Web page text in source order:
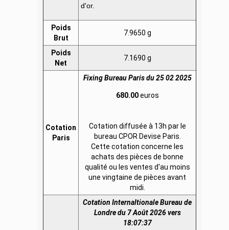
d'or.
Poids
Brut
7.9650 g
Poids
Net
7.1690 g
Cotation
Paris
Fixing Bureau Paris du 25 02 2025
680.00euros
Cotation diffusée à 13h par le
bureau CPOR Devise Paris.
Cette cotation concerne les
achats des pièces de bonne
qualité ou les ventes d'au moins
une vingtaine de pièces avant
midi.
Cotation Internaltionale Bureau de
Londre du 7 Août 2026 vers
18:07:37